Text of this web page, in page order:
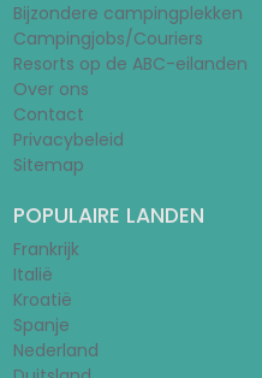
Bijzondere campingplekken
Campingjobs/Couriers
Resorts op de ABC-eilanden
Over ons
Contact
Privacybeleid
Sitemap
POPULAIRE LANDEN
Frankrijk
Italië
Kroatië
Spanje
Nederland